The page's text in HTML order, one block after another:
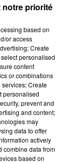
:
monde.
tous
notre priorité
based on
or access
Create
personalised
content
or combinations
Create
personalised
prevent and
and content;
may
data to offer
actively
combine data from
based on